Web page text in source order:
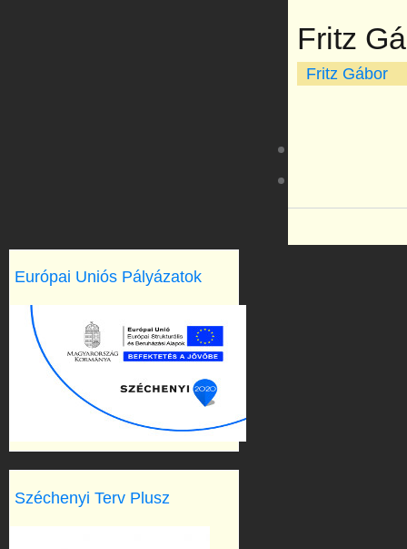
Fritz
Fritz Gábor
Európai Uniós Pályázatok
Széchenyi Terv Plusz